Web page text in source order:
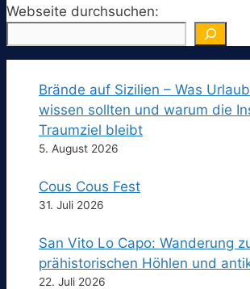
Webseite durchsuchen:
Brände auf Sizilien – Was
wissen sollten und warum die
Traumziel bleibt
5. August 2026
Cous Cous Fest
31. Juli 2026
San Vito Lo Capo: Wanderung
prähistorischen Höhlen und
22. Juli 2026